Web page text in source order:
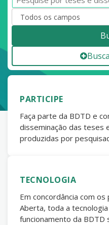
PARTICIPE
Faça parte da BDTD e
disseminação das teses
produzidas por
TECNOLOGIA
Em concordância com
Aberta, toda a
funcionamento da BDTD